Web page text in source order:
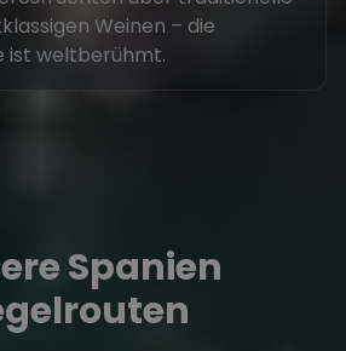
Weinen – die
ist weltberühmt.
Spanien